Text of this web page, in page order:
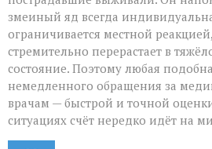
змеиный яд всегда
ограничивается местной
стремительно перерастает в
состояние. Поэтому любая
немедленного обращения за
врачам — быстрой и точной
ситуациях счёт нередко идёт на